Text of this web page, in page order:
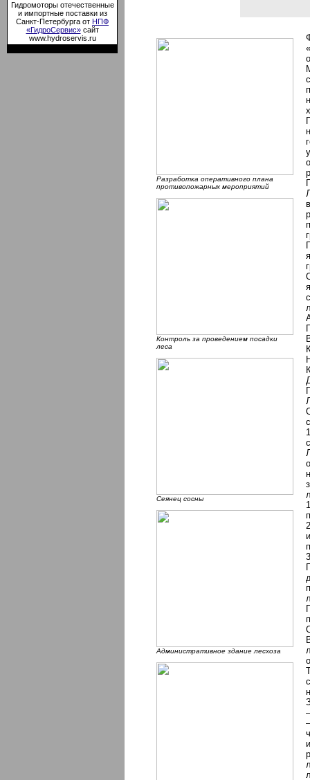
Гидромоторы отечественные
и импортные поставки из
Санкт-Петербурга от НПФ
«ГидроСервис»сайт
www.hydroservis.ru
Разработка оперативного плана
противопожарных мероприятий
Контроль за проведением посадки
леса
Сеянец сосны
Административное здание лесхоза